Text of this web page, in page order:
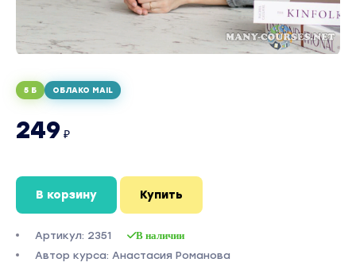
5 Б ОБЛАКО MAIL
249 ₽
В корзину Купить
Артикул: 2351 В наличии
Автор курса: Анастасия Романова